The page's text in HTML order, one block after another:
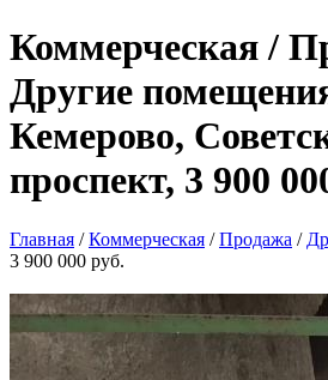
Коммерческая /
Другие
Кемерово,
проспект, 3 900
Главная /Коммерческая /Продажа /
3 900 000 руб.